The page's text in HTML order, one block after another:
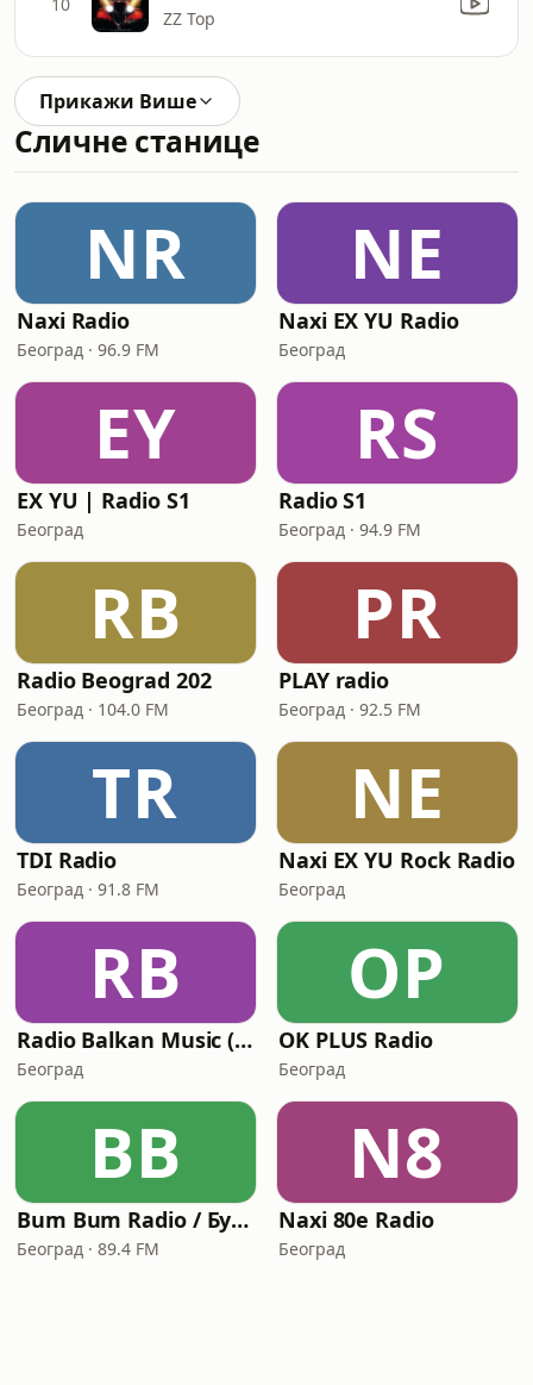
ZZ Top
Прикажи Више
Сличне станице
NR
Naxi Radio
Београд · 96.9 FM
NE
Naxi EX YU Radio
Београд
EY
EX YU | Radio S1
Београд
RS
Radio S1
Београд · 94.9 FM
RB
Radio Beograd 202
Београд · 104.0 FM
PR
PLAY radio
Београд · 92.5 FM
TR
TDI Radio
Београд · 91.8 FM
NE
Naxi EX YU Rock Radio
Београд
RB
Radio Balkan Music (SRB)
Београд
OP
OK PLUS Radio
Београд
BB
Bum Bum Radio / Бум Бум радио
Београд · 89.4 FM
N8
Naxi 80e Radio
Београд